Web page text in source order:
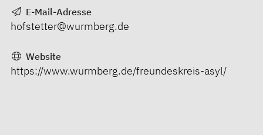
E-Mail-Adresse
hofstetter@wurmberg.de
Website
https://www.wurmberg.de/freundeskreis-asyl/